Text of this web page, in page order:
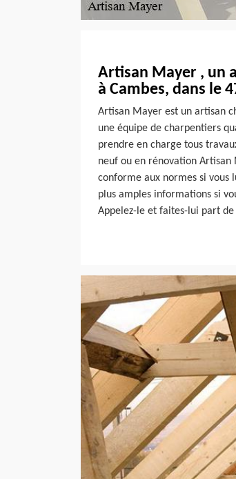
Artisan Mayer , un
à Cambes, dans le
Artisan Mayer est un artisan
une équipe de charpentiers
prendre en charge tous
neuf ou en rénovation
conforme aux normes si vous
plus amples informations si
Appelez-le et faites-lui part